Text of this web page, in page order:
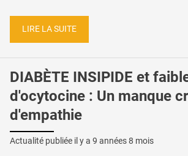
LIRE LA SUITE
DIABÈTE INSIPIDE et
d'ocytocine : Un manque
d'empathie
Actualité publiée il y a 9 années 8 mois